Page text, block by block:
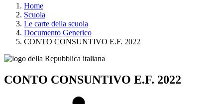
Home
Scuola
Le carte della scuola
Documento Generico
CONTO CONSUNTIVO E.F. 2022
CONTO CONSUNTIVO E.F. 2022